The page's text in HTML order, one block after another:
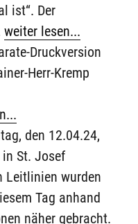
ist“. Der
weiter lesen...
Druckversion
Herr-Kremp
den 12.04.24,
in St. Josef
Leitlinien wurden
Tag anhand
näher gebracht.